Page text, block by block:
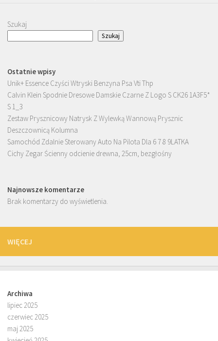
Szukaj
Szukaj
Ostatnie wpisy
Unik+ Essence Czyści Wtryski Benzyna Psa Vti Thp
Calvin Klein Spodnie Dresowe Damskie Czarne Z Logo S CK26 1A3F5*
S 1_3
Zestaw Prysznicowy Natrysk Z Wylewką Wannową Prysznic
Deszczownicą Kolumna
Samochód Zdalnie Sterowany Auto Na Pilota Dla 6 7 8 9LATKA
Cichy Zegar Ścienny odcienie drewna, 25cm, bezgłośny
Najnowsze komentarze
Brak komentarzy do wyświetlenia.
WIĘCEJ
Archiwa
lipiec 2025
czerwiec 2025
maj 2025